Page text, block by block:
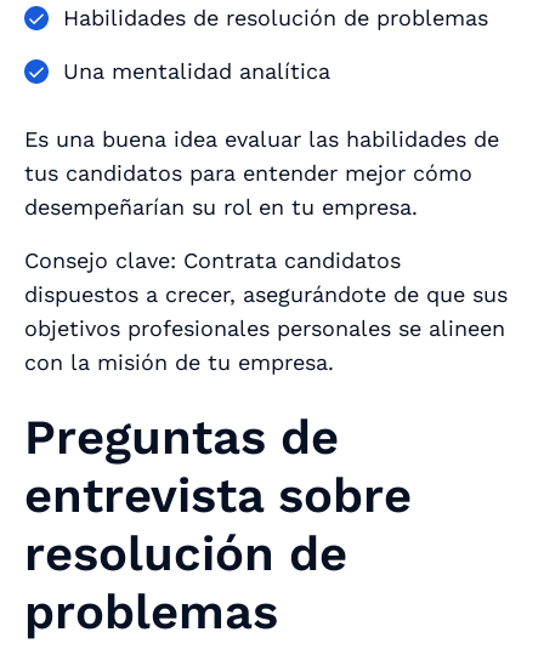
Habilidades de resolución de problemas
Una mentalidad analítica
Es una buena idea evaluar las habilidades de
tus candidatos para entender mejor cómo
desempeñarían su rol en tu empresa.
Consejo clave: Contrata candidatos
dispuestos a crecer, asegurándote de que sus
objetivos profesionales personales se alineen
con la misión de tu empresa.
Preguntas de
entrevista sobre
resolución de
problemas